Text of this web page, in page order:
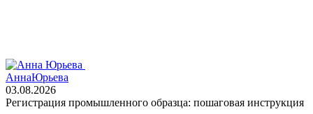
АннаЮрьева
03.08.2026
Регистрация промышленного образца: пошаговая инструкция